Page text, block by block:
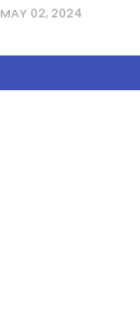
MAY 02, 2024